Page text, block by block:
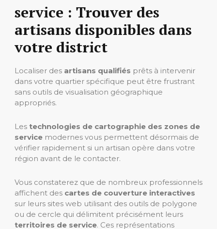
service : Trouver des
artisans disponibles dans
votre district
Localiser des artisans qualifiés prêts à intervenir
dans votre quartier spécifique peut être frustrant
sans outils de visualisation géographique
appropriés.
Les technologies de cartographie des zones de
service modernes vous permettent désormais de
vérifier rapidement si un artisan opère dans votre
région avant de le contacter.
Vous constaterez que de nombreux professionnels
affichent des cartes de couverture interactives
sur leurs sites web utilisant des outils de polygone
ou de cercle qui délimitent précisément leurs
territoires de service. Ces représentations